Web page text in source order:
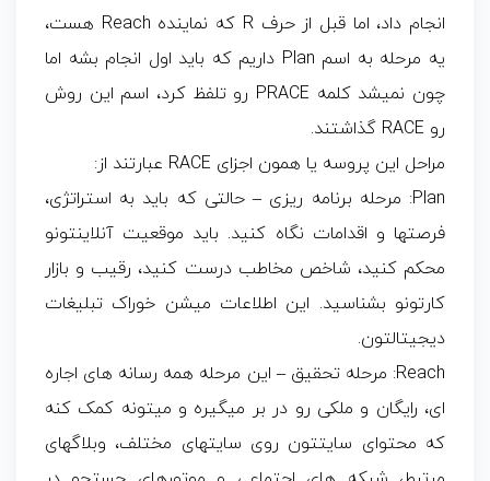
انجام داد، اما قبل از حرف R که نماینده Reach هست،
یه مرحله به اسم Plan داریم که باید اول انجام بشه اما
چون نمیشد کلمه PRACE رو تلفظ کرد، اسم این روش
رو RACE گذاشتند.
مراحل این پروسه یا همون اجزای RACE عبارتند از:
Plan: مرحله برنامه ریزی – حالتی که باید به استراتژی،
فرصتها و اقدامات نگاه کنید. باید موقعیت آنلاینتونو
محکم کنید، شاخص مخاطب درست کنید، رقیب و بازار
کارتونو بشناسید. این اطلاعات میشن خوراک تبلیغات
دیجیتالتون.
Reach: مرحله تحقیق – این مرحله همه رسانه های اجاره
ای، رایگان و ملکی رو در بر میگیره و میتونه کمک کنه
که محتوای سایتتون روی سایتهای مختلف، وبلاگهای